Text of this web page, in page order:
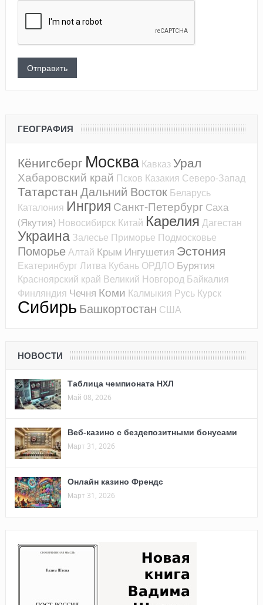
ГЕОГРАФИЯ
Кёнигсберг Москва Кавказ Урал
Хабаровский край Псков Казакия Северо-Запад
Татарстан Дальний Восток Беларусь
Каталония Ингрия Санкт-Петербург Саха
(Якутия) Новосибирск Китай Карелия Дагестан
Украина Залесье Приморье Подмосковье
ПоморьеАлтай Крым Ингушетия Эстония
Екатеринбург Литва Кубань ОРДЛО Бурятия
Красноярский край Великий Новгород Байкалия
Финляндия Чечня Коми Калмыкия Русь Курск
Сибирь Башкортостан США
НОВОСТИ
Таблица чемпионата НХЛ
Май 08, 2026
Веб-казино с бездепозитными бонусами
Март 31, 2026
Онлайн казино Френдс
Март 31, 2026